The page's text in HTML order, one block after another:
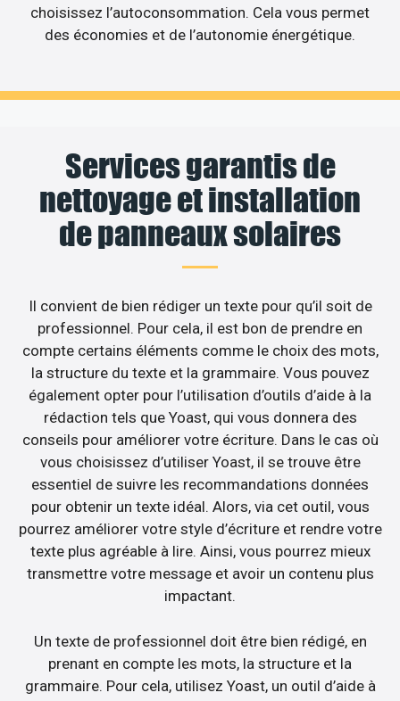
choisissez l’autoconsommation. Cela vous permet
des économies et de l’autonomie énergétique.
Services garantis de
nettoyage et installation
de panneaux solaires
Il convient de bien rédiger un texte pour qu’il soit de
professionnel. Pour cela, il est bon de prendre en
compte certains éléments comme le choix des mots,
la structure du texte et la grammaire. Vous pouvez
également opter pour l’utilisation d’outils d’aide à la
rédaction tels que Yoast, qui vous donnera des
conseils pour améliorer votre écriture. Dans le cas où
vous choisissez d’utiliser Yoast, il se trouve être
essentiel de suivre les recommandations données
pour obtenir un texte idéal. Alors, via cet outil, vous
pourrez améliorer votre style d’écriture et rendre votre
texte plus agréable à lire. Ainsi, vous pourrez mieux
transmettre votre message et avoir un contenu plus
impactant.
Un texte de professionnel doit être bien rédigé, en
prenant en compte les mots, la structure et la
grammaire. Pour cela, utilisez Yoast, un outil d’aide à